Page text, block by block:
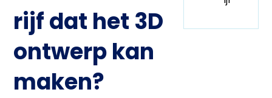
rijf dat het 3D
ontwerp kan
maken?